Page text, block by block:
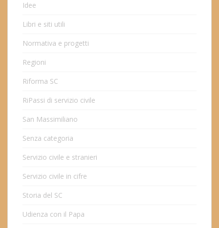
Idee
Libri e siti utili
Normativa e progetti
Regioni
Riforma SC
RiPassi di servizio civile
San Massimiliano
Senza categoria
Servizio civile e stranieri
Servizio civile in cifre
Storia del SC
Udienza con il Papa